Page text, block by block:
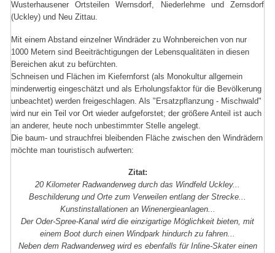
Wusterhausener Ortsteilen Wernsdorf, Niederlehme und Zernsdorf
(Uckley) und Neu Zittau.
Mit einem Abstand einzelner Windräder zu Wohnbereichen von nur
1000 Metern sind Beeiträchtigungen der Lebensqualitäten in diesen
Bereichen akut zu befürchten.
Schneisen und Flächen im Kiefernforst (als Monokultur allgemein
minderwertig eingeschätzt und als Erholungsfaktor für die Bevölkerung
unbeachtet) werden freigeschlagen. Als "Ersatzpflanzung - Mischwald"
wird nur ein Teil vor Ort wieder aufgeforstet; der größere Anteil ist auch
an anderer, heute noch unbestimmter Stelle angelegt.
Die baum- und strauchfrei bleibenden Fläche zwischen den Windrädern
möchte man touristisch aufwerten:
Zitat:
20 Kilometer Radwanderweg durch das Windfeld Uckley...
Beschilderung und Orte zum Verweilen entlang der Strecke...
Kunstinstallationen an Winenergieanlagen...
Der Oder-Spree-Kanal wird die einzigartige Möglichkeit bieten, mit
einem Boot durch einen Windpark hindurch zu fahren...
Neben dem Radwanderweg wird es ebenfalls für Inline-Skater einen